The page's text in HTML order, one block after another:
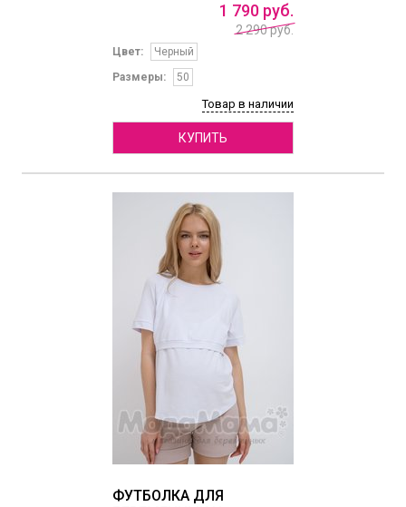
1 790 руб.
2 290 руб.
Цвет:
Черный
Размеры:
50
Товар в наличии
КУПИТЬ
ФУТБОЛКА ДЛЯ